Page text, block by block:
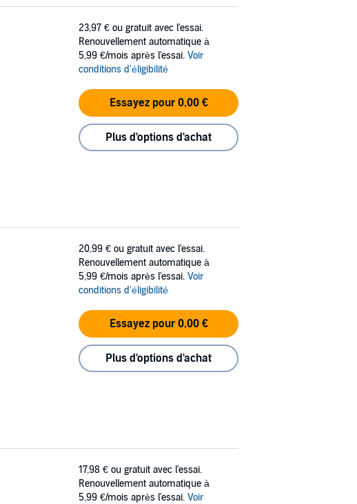
23,97 € ou gratuit avec l'essai.
Renouvellement automatique à
5,99 €/mois après l'essai. Voir
conditions d'éligibilité
Essayez pour 0,00 €
Plus d'options d'achat
20,99 € ou gratuit avec l'essai.
Renouvellement automatique à
5,99 €/mois après l'essai. Voir
conditions d'éligibilité
Essayez pour 0,00 €
Plus d'options d'achat
17,98 € ou gratuit avec l'essai.
Renouvellement automatique à
5,99 €/mois après l'essai. Voir